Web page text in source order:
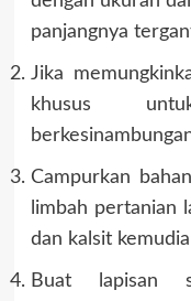
panjangnya
Jika
khusus
Campurkan
limbah pertanian
dan kalsit
Buat lapisan